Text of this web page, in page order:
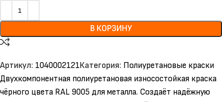
В КОРЗИНУ
Артикул: 1040002121Категория: Полиуретановые краски
Двухкомпонентная полиуретановая износостойкая краска
чёрного цвета RAL 9005 для металла. Создаёт надёжную